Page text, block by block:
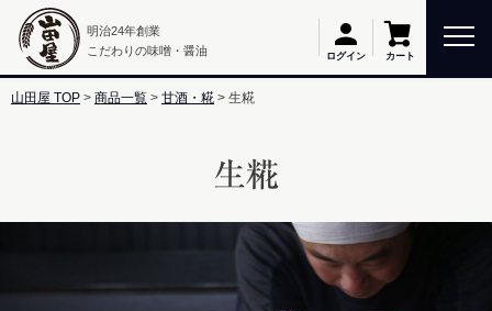
明治24年創業
こだわりの味噌・醤油
ログイン カート
山田屋 TOP 商品一覧 甘酒・糀 生糀
生糀